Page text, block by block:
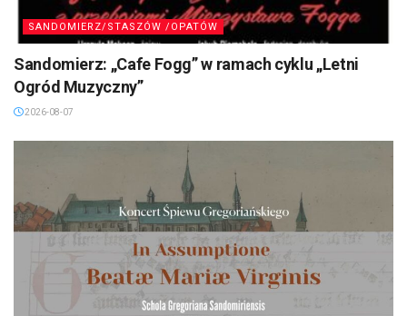
SANDOMIERZ/STASZÓW /OPATÓW
Sandomierz: „Cafe Fogg” w ramach cyklu „Letni
Ogród Muzyczny”
2026-08-07